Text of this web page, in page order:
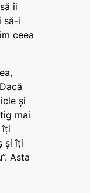
îi
să-i
ceea
și
mai
îți
și îți
Asta